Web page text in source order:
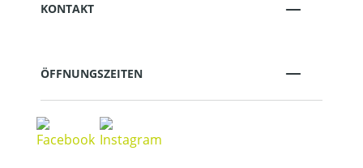
KONTAKT
ÖFFNUNGSZEITEN